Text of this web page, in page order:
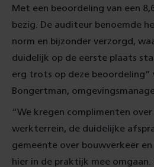
Met een beoordeling van een
bezig. De auditeur benoemde
norm en bijzonder verzorgd,
duidelijk op de eerste plaats
erg trots op deze beoordeling”
Bongertman,
“We kregen complimenten
werkterrein, de duidelijke
gemeente over bouwverkeer
hier in de praktijk mee omgaan.